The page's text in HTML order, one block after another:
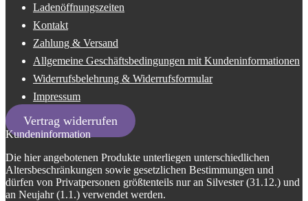
Ladenöffnungszeiten
Kontakt
Zahlung & Versand
Allgemeine Geschäftsbedingungen mit Kundeninformationen
Widerrufsbelehrung & Widerrufsformular
Impressum
Vertrag widerrufen
Kundeninformation
Die hier angebotenen Produkte unterliegen unterschiedlichen
Altersbeschränkungen sowie gesetzlichen Bestimmungen und
dürfen von Privatpersonen größtenteils nur an Silvester (31.12.) und
an Neujahr (1.1.) verwendet werden.